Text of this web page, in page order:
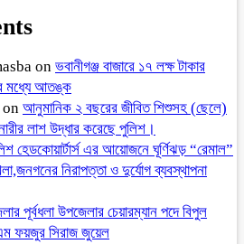
on ভবানীগঞ্জ বাজারে ১৭ লক্ষ টাকার
মধ্যে আতঙ্ক
on আনুমানিক ২ বছরের জীবিত শিশুসহ (ছেলে)
লাশ উদ্ধার করেছে পুলিশ।
হেডকোয়ার্টার্স এর আয়োজনে ঘূর্ণিঝড় “রেমাল”
নিরাপত্তা ও দুর্যোগ ব্যবস্থাপনা
পূর্বধলা উপজেলার চেয়ারম্যান পদে বিপুল
ফয়জুর সিরাজ জুয়েল